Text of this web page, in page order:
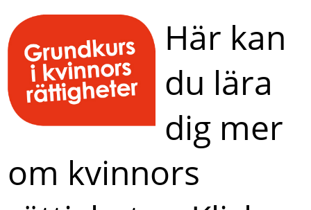
Här kan
du lära
dig mer
om kvinnors